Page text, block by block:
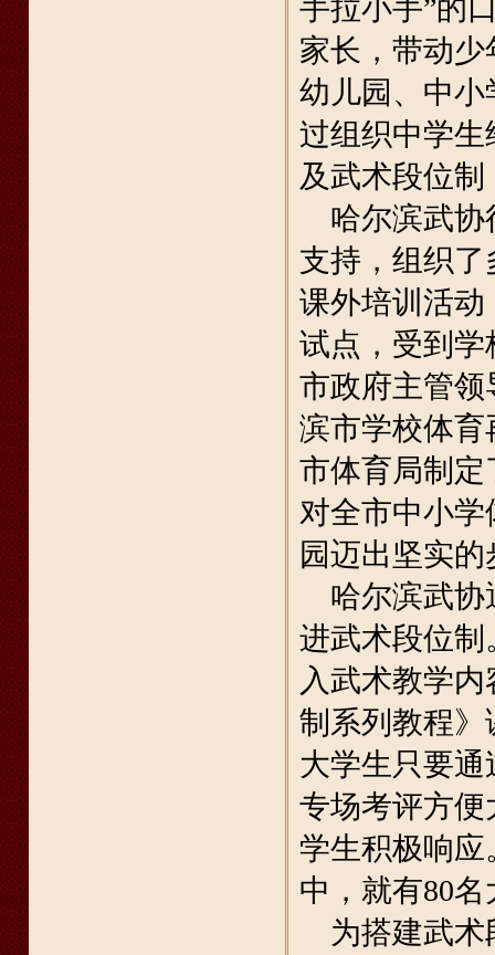
手拉小手”的
家长，带动
幼儿园、中小
过组织中学
及武术段位
哈尔滨武协
支持，组织
课外培训活
试点，受到
市政府主管领
滨市学校体育
市体育局制
对全市中小
园迈出坚实的
哈尔滨武协
进武术段位
入武术教学
制系列教程
大学生只要
专场考评方
学生积极响
中，就有80
为搭建武术